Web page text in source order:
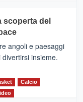
scoperta del
angoli e paesaggi
insieme.
Calcio